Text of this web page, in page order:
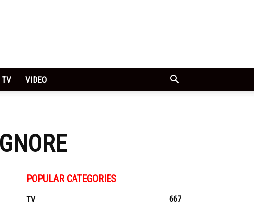
TV VIDEO
POPULAR CATEGORIES
TV
667